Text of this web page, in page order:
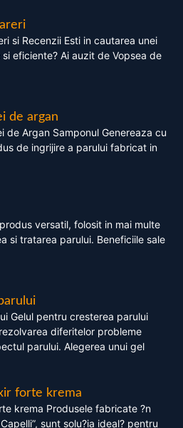
si Recenzii Esti in cautarea unei
eficiente? Ai auzit de Vopsea de
de argan
de Argan Samponul Genereaza cu
de ingrijire a parului fabricat in
versatil, folosit in mai multe
si tratarea parului. Beneficiile sale
Gelul pentru cresterea parului
diferitelor probleme
parului. Alegerea unui gel
forte krema
krema Produsele fabricate ?n
sunt solu?ia ideal? pentru